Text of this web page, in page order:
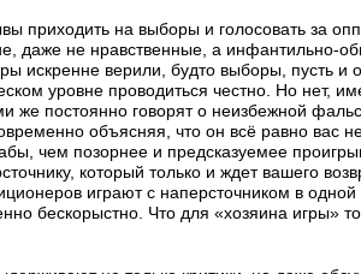
приходить на выборы и голосовать за
даже не нравственные, а инфантильно-
искренне верили, будто выборы, пусть и
уровне проводиться честно. Но нет,
же постоянно говорят о неизбежной
объясняя, что он всё равно вас
чем позорнее и предсказуемее
который только и ждет вашего
играют с наперсточником в
бескорыстно. Что для «хозяина игры»